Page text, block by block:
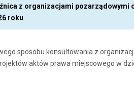
z organizacjami pozarządowymi
roku
sposobu konsultowania z
aktów prawa miejscowego w